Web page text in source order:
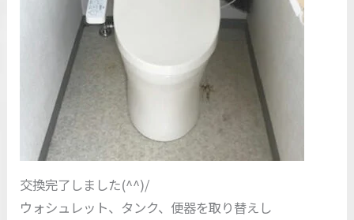
交換完了しました(^^)/
ウォシュレット、タンク、便器を取り替えし